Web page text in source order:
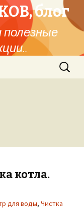
блог
Найти:
котла.
для воды, Чистка